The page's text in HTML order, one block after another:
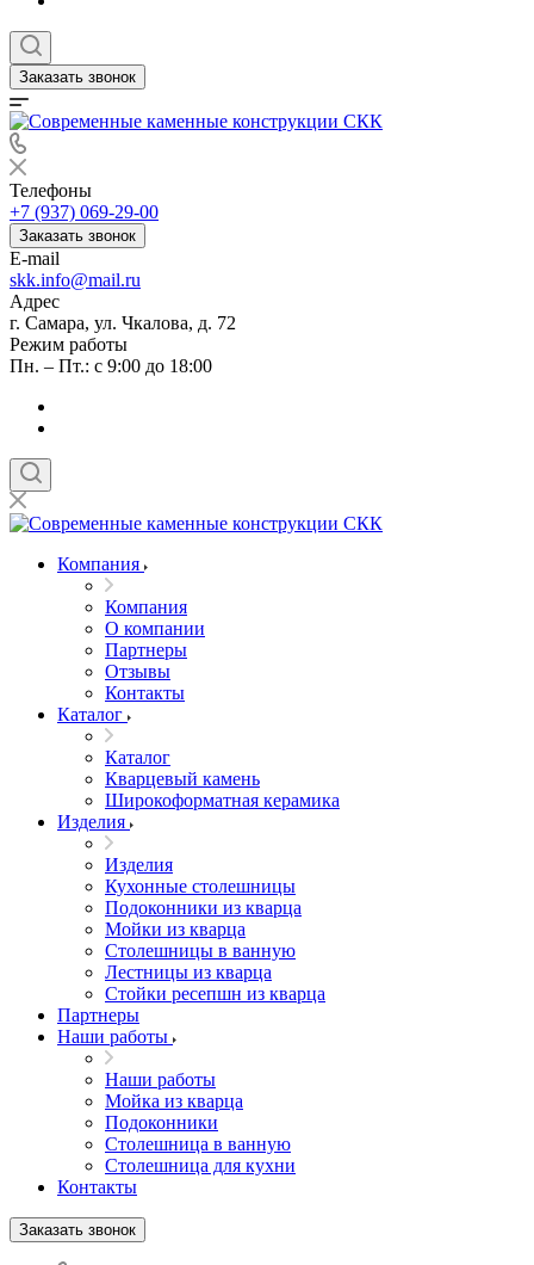
Заказать звонок
Телефоны
+7 (937) 069-29-00
Заказать звонок
E-mail
skk.info@mail.ru
Адрес
г. Самара, ул. Чкалова, д. 72
Режим работы
Пн. – Пт.: с 9:00 до 18:00
Компания
Компания
О компании
Партнеры
Отзывы
Контакты
Каталог
Каталог
Кварцевый камень
Широкоформатная керамика
Изделия
Изделия
Кухонные столешницы
Подоконники из кварца
Мойки из кварца
Столешницы в ванную
Лестницы из кварца
Стойки ресепшн из кварца
Партнеры
Наши работы
Наши работы
Мойка из кварца
Подоконники
Столешница в ванную
Столешница для кухни
Контакты
Заказать звонок